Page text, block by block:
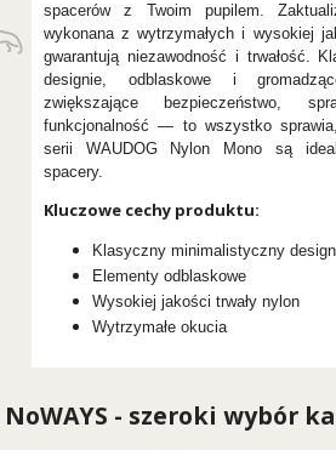
spacerów z Twoim pupilem.
wykonana z wytrzymałych i wysokiej
gwarantują niezawodność i trwałość.
designie, odblaskowe i
zwiększające bezpieczeństwo,
funkcjonalność — to wszystko
serii WAUDOG Nylon Mono są
spacery.
Kluczowe cechy produktu:
Klasyczny minimalistyczny design
Elementy odblaskowe
Wysokiej jakości trwały nylon
Wytrzymałe okucia
NoWAYS - szeroki wybór